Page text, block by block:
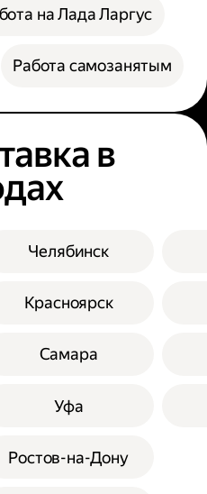
на Лада Ларгус
Работа самозанятым
в
Челябинск
Красноярск
Самара
Уфа
Ростов-на-Дону